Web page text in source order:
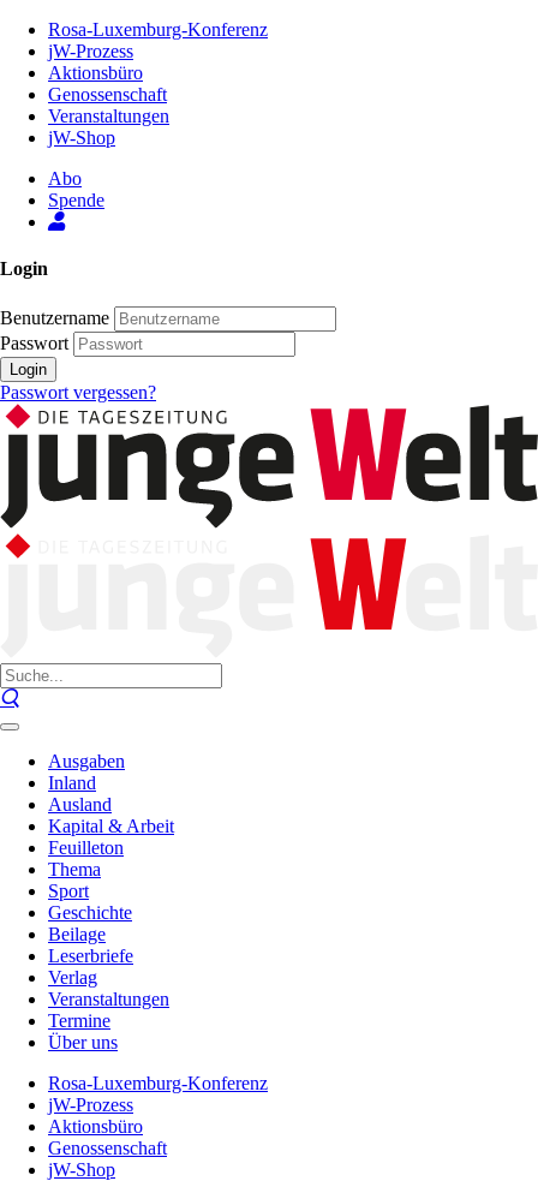
Inhalt
Seite
Rosa-Luxemburg-Konferenz
jW-Prozess
Aktionsbüro
Genossenschaft
Veranstaltungen
jW-Shop
Abo
Spende
Login
Benutzername
Passwort
Login
Passwort vergessen?
Ausgaben
Inland
Ausland
Kapital & Arbeit
Feuilleton
Thema
Sport
Geschichte
Beilage
Leserbriefe
Verlag
Veranstaltungen
Termine
Über uns
Rosa-Luxemburg-Konferenz
jW-Prozess
Aktionsbüro
Genossenschaft
jW-Shop